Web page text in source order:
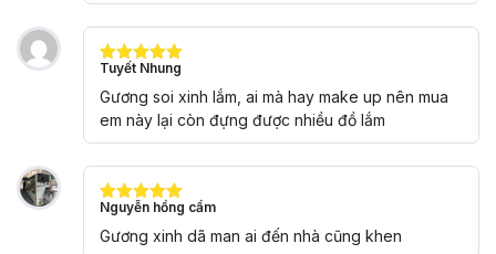
Được xếp
hạng
sao
Tuyết Nhung
Gương soi xinh lắm, ai mà hay make up nên mua
em này lại còn đựng được nhiều đồ lắm
Được xếp
hạng
sao
Nguyễn hồng cẩm
Gương xinh dã man ai đến nhà cũng khen